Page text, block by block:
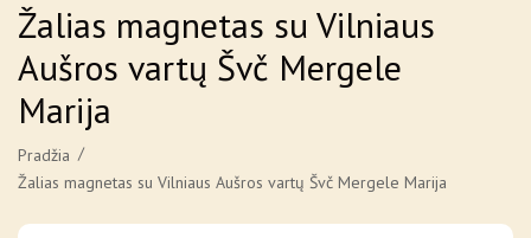
Žalias magnetas su Vilniaus
Aušros vartų Švč Mergele
Marija
Pradžia
Žalias magnetas su Vilniaus Aušros vartų Švč Mergele Marija